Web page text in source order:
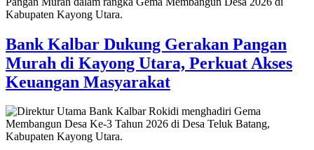
Bank Kalbar Dukung Gerakan Pangan
Murah di Kayong Utara, Perkuat Akses
Keuangan Masyarakat